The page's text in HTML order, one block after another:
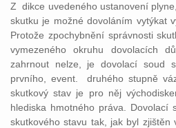
Z dikce uvedeného ustanovení
skutku je možné dovoláním vytýkat
Protože zpochybnění správnosti
vymezeného okruhu dovolacích
zahrnout nelze, je dovolací soud
prvního, event. druhého stupně
skutkový stav je pro něj
hlediska hmotného práva. Dovolací
skutkového stavu tak, jak byl